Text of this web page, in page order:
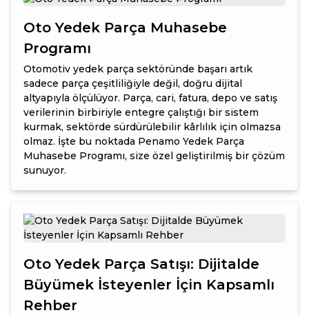
Oto Yedek Parça Muhasebe
Programı
Otomotiv yedek parça sektöründe başarı artık
sadece parça çeşitliliğiyle değil, doğru dijital
altyapıyla ölçülüyor. Parça, cari, fatura, depo ve satış
verilerinin birbiriyle entegre çalıştığı bir sistem
kurmak, sektörde sürdürülebilir kârlılık için olmazsa
olmaz. İşte bu noktada Penamo Yedek Parça
Muhasebe Programı, size özel geliştirilmiş bir çözüm
sunuyor.
Oto Yedek Parça Satışı: Dijitalde
Büyümek İsteyenler İçin Kapsamlı
Rehber